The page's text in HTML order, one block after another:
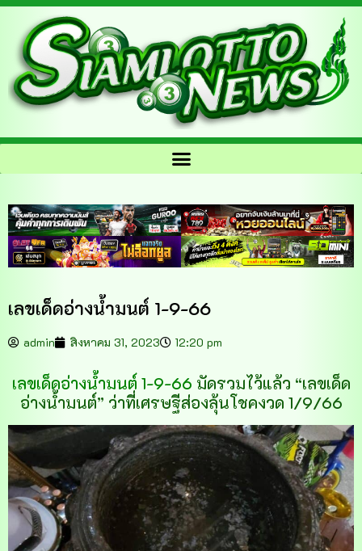
เลขเด็ดอ่างน้ำมนต์ 1-9-66
admin สิงหาคม 31, 2023 12:20 pm
เลขเด็ดอ่างน้ำมนต์ 1-9-66 มัดรวมไว้แล้ว “เลขเด็ด
อ่างน้ำมนต์” ว่าที่เศรษฐีส่องลุ้นโชคงวด 1/9/66